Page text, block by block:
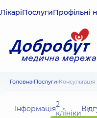
ЛікаріПослугиПрофільні
Головна Послуги
Інформація2
клініки